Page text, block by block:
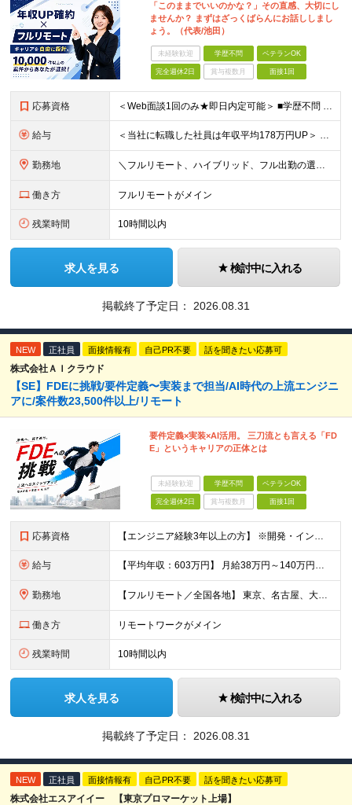
「このままでいいのかな？」その直感、大切にし
ませんか？ まずはざっくばらんにお話ししまし
ょう。（代表/池田）
未経験歓迎 学歴不問 ベテランOK
完全週休2日 賞与複数月 面接1回
応募資格 ＜Web面談1回のみ★即日内定可能＞ ■学歴不問 ■エンジニアとしての実務経験1年以上 （開発・インフラ・技術・工程など不問）
給与 ＜当社に転職した社員は年収平均178万円UP＞ 月給45万円～120万円＋賞与＋各手当 ※経験・能力などを考慮の上、決定します ※案件の契約内容（月単金など）や昇給、賞与額はすべてシステム上で開示し
勤務地 ＼フルリモート、ハイブリッド、フル出勤の選択可＆帰社日なし／ 【下記エリアを中心とするクライアント先または自宅にて勤務】 ■首都圏：東京・埼玉・千葉・神奈川 ■関西：大阪・兵庫・京都・滋賀・奈良・和
働き方 フルリモートがメイン
残業時間 10時間以内
求人を見る 検討中に入れる
掲載終了予定日： 2026.08.31
NEW 正社員 面接情報有 自己PR不要 話を聞きたい応募可
株式会社ＡＩクラウド
【SE】FDEに挑戦/要件定義〜実装まで担当/AI時代の上流エンジニ
アに/案件数23,500件以上/リモート
要件定義×実装×AI活用。 三刀流とも言える「FD
E」というキャリアの正体とは
未経験歓迎 学歴不問 ベテランOK
完全週休2日 賞与複数月 面接1回
応募資格 【エンジニア経験3年以上の方】 ※開発・インフラ・工程・言語一切不問 ※文理・学歴不問 【歓迎条件】 ◆Python実務経験がある方 ◆LLM・生成AIを使った開発経験がある方 ◆要件定義・顧客折衝
給与 【平均年収：603万円】 月給38万円～140万円＋諸手当（経験者） 【平均年収603万円】 ※案件の契約内容や昇給額などはすべて開示します。 ※経験や能力を考慮し決定します。 ※月給には固定残業
勤務地 【フルリモート／全国各地】 東京、名古屋、大阪、福岡を中心とした全国のプロジェクトにアサイン。 ※プロジェクトは完全選択制です。 ※フルリモート、ハイブリッド型、常駐案件から自由に選択可能です。 ※転
働き方 リモートワークがメイン
残業時間 10時間以内
求人を見る 検討中に入れる
掲載終了予定日： 2026.08.31
NEW 正社員 面接情報有 自己PR不要 話を聞きたい応募可
株式会社エスアイイー 【東京プロマーケット上場】